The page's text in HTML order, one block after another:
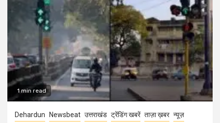
1 min read
Dehardun Newsbeat उत्तराखंड ट्रेंडिंग खबरें ताज़ा ख़बर न्यूज़